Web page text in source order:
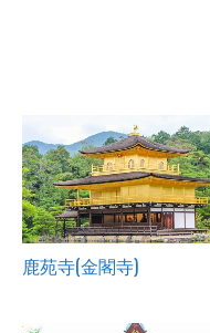
鹿苑寺(金閣寺)